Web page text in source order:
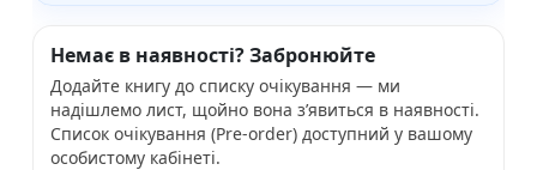
Немає в наявності? Забронюйте
Додайте книгу до списку очікування — ми
надішлемо лист, щойно вона з’явиться в наявності.
Список очікування (Pre-order) доступний у вашому
особистому кабінеті.